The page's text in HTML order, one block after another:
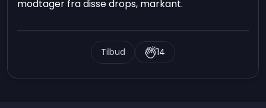
modtager fra disse drops, markant.
Tilbud 14